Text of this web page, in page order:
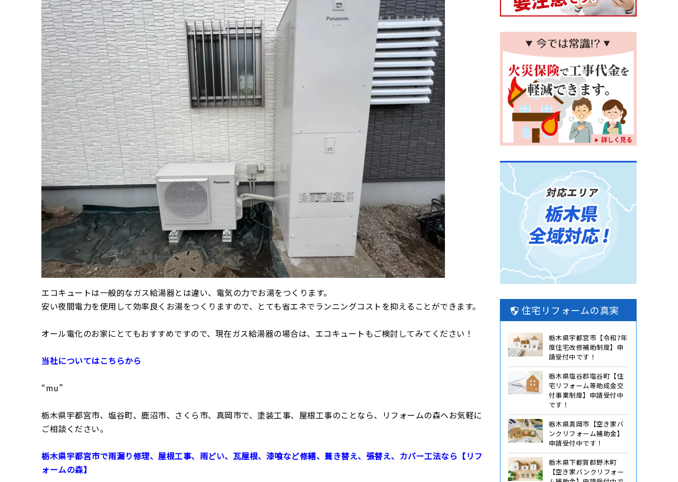
エコキュートは一般的なガス給湯器とは違い、電気の力でお湯をつくります。
安い夜間電力を使用して効率良くお湯をつくりますので、とても省エネでランニングコストを抑えることができます。
オール電化のお家にとてもおすすめですので、現在ガス給湯器の場合は、エコキュートもご検討してみてください！
当社についてはこちらから
“mu”
栃木県宇都宮市、塩谷町、鹿沼市、さくら市、真岡市で、塗装工事、屋根工事のことなら、リフォームの森へお気軽に
ご相談ください。
栃木県宇都宮市で雨漏り修理、屋根工事、雨どい、瓦屋根、漆喰など修繕、葺き替え、張替え、カバー工法なら【リフ
ォームの森】
住宅リフォームの真実
栃木県宇都宮市【令和7年
度住宅改修補助制度】申
請受付中です！
栃木県塩谷郡塩谷町【住
宅リフォーム等助成金交
付事業制度】申請受付中
です！
栃木県真岡市【空き家バ
ンクリフォーム補助金】
申請受付中です！
栃木県下都賀郡野木町
【空き家バンクリフォー